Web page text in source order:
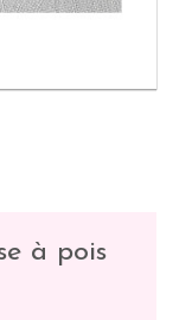
à pois